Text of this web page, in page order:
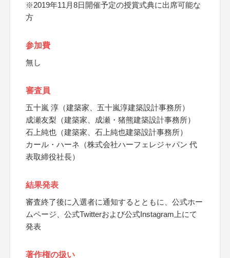
※2019年11月8日開催予定の授賞式典に出席可能な
方
参加費
無し
審査員
五十嵐 淳（建築家、五十嵐淳建築設計事務所）
成瀬友梨（建築家、成瀬・猪熊建築設計事務所）
石上純也（建築家、石上純也建築設計事務所）
カール・ハーネ（株式会社ハーフェレジャパン 代
表取締役社長）
結果発表
審査終了後に入選者に通知するとともに、公式ホー
ムページ、公式Twitterおよび公式Instagram上にて
発表
著作権の扱い